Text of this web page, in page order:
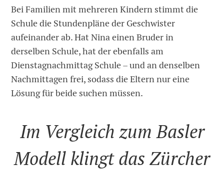
Bei Familien mit mehreren Kindern stimmt die
Schule die Stundenpläne der Geschwister
aufeinander ab. Hat Nina einen Bruder in
derselben Schule, hat der ebenfalls am
Dienstagnachmittag Schule – und an denselben
Nachmittagen frei, sodass die Eltern nur eine
Lösung für beide suchen müssen.
Im Vergleich zum Basler
Modell klingt das Zürcher